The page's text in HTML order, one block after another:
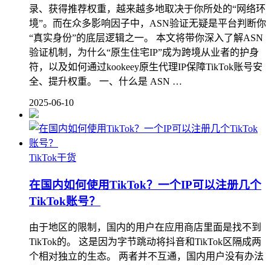
录、获得推荐权重，越来越多地取决于你所处的“网络环
境”。而在众多影响因子中，ASN验证无疑是平台判断你
“真实身份”的底层逻辑之一。 本文将带你深入了解ASN
验证机制，为什么“原生住宅IP”成为跨境从业者的护身
符，以及如何通过kookeey原生代理IP保障TikTok账号安
全、提升权重。 一、什么是 ASN …
2025-06-10
TikTok干货
在国内如何使用TikTok？一个IP可以注册几个
TikTok账号？
由于地区的限制，国内的用户在应用商店里面是找不到
TikTok的。 这是因为字节跳动将抖音和TikTok区隔成两
个相对独立的生态。 两者并不互通，国内用户没有办法